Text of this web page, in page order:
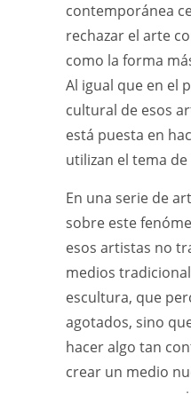
contemporánea
rechazar el arte
como la forma
Al igual que en el
cultural de esos
está puesta en
utilizan el tema
En una serie de
sobre este
esos artistas no
medios
escultura, que
agotados, sino
hacer algo tan
crear un medio